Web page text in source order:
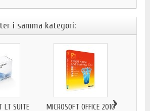
i samma kategori:
LT SUITE
MICROSOFT OFFICE 2010›